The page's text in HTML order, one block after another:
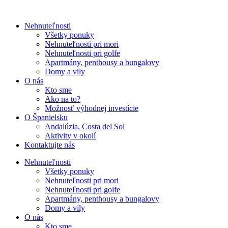
Nehnuteľnosti
Všetky ponuky
Nehnuteľnosti pri mori
Nehnuteľnosti pri golfe
Apartmány, penthousy a bungalovy
Domy a vily
O nás
Kto sme
Ako na to?
Možnosť výhodnej investície
O Španielsku
Andalúzia, Costa del Sol
Aktivity v okolí
Kontaktujte nás
Nehnuteľnosti
Všetky ponuky
Nehnuteľnosti pri mori
Nehnuteľnosti pri golfe
Apartmány, penthousy a bungalovy
Domy a vily
O nás
Kto sme